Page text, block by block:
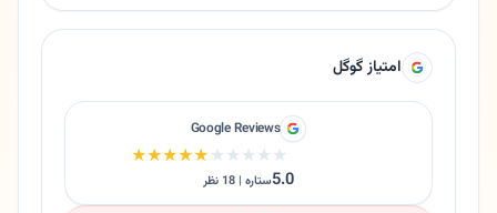
امتیاز گوگل
Google Reviews
★★★★★
★★★★★
5.0ستاره | 18 نظر